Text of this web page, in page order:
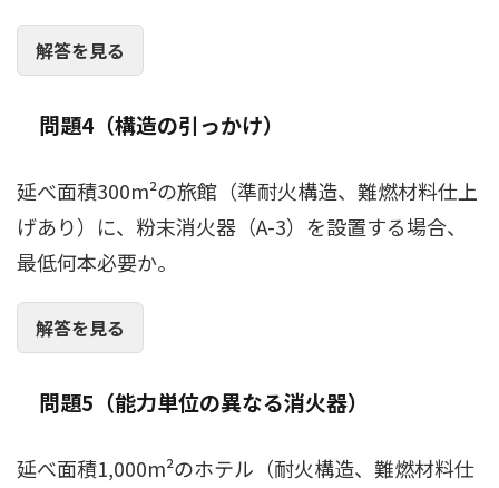
解答を見る
問題4（構造の引っかけ）
延べ面積300m²の旅館（準耐火構造、難燃材料仕上
げあり）に、粉末消火器（A-3）を設置する場合、
最低何本必要か。
解答を見る
問題5（能力単位の異なる消火器）
延べ面積1,000m²のホテル（耐火構造、難燃材料仕